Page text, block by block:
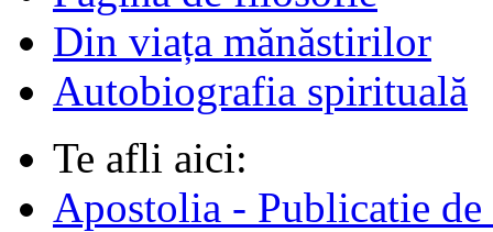
Din viața mănăstirilor
Autobiografia spirituală
Te afli aici:
Apostolia - Publicatie